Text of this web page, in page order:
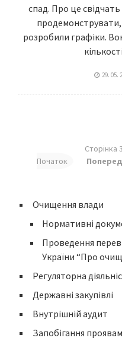
спад. Про це
розробили графіки.
29. 05.
Сторінка
Початок
Очищення влади
Нормативні
Проведення
України “Про
Регуляторна
Державні закупівлі
Внутрішній аудит
Запобігання